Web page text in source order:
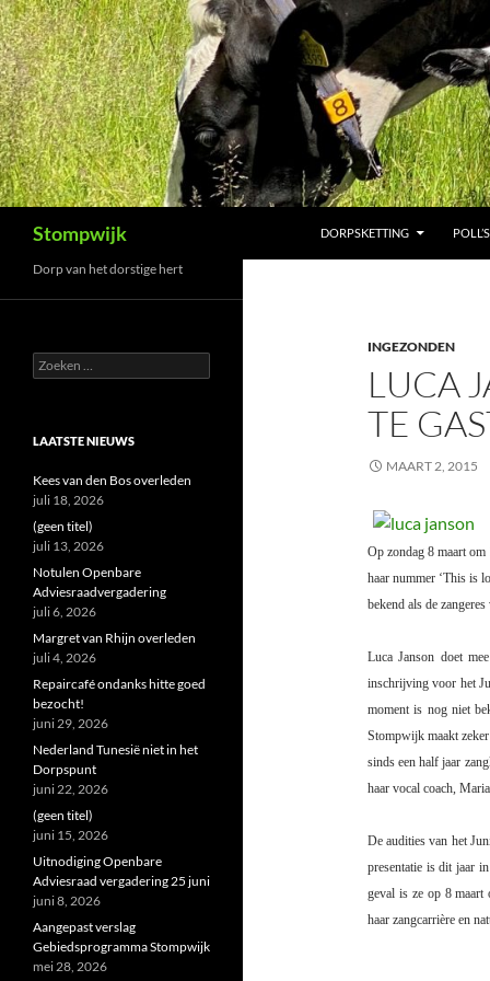
Ga
naar
de
inhoud
Stompwijk DORPSKETTING POLL’S
INGEZONDEN
LUCA
TE
MAART 2, 2015
Op zondag 8 maart
haar nummer ‘This is
bekend als de
Luca Janson doet
inschrijving voor het
moment is nog niet
Stompwijk maakt
sinds een half jaar
haar vocal coach,
De audities van het
presentatie is dit jaar
geval is ze op 8
haar zangcarrière en
Dorp van het dorstige hert
Zoeken
naar:
LAATSTE NIEUWS
Kees van den Bos overleden
juli 18, 2026
(geen titel)
juli 13, 2026
Notulen Openbare
Adviesraadvergadering
juli 6, 2026
Margret van Rhijn overleden
juli 4, 2026
Repaircafé ondanks hitte goed
bezocht!
juni 29, 2026
Nederland Tunesië niet in het
Dorpspunt
juni 22, 2026
(geen titel)
juni 15, 2026
Uitnodiging Openbare
Adviesraad vergadering 25 juni
juni 8, 2026
Aangepast verslag
Gebiedsprogramma Stompwijk
mei 28, 2026